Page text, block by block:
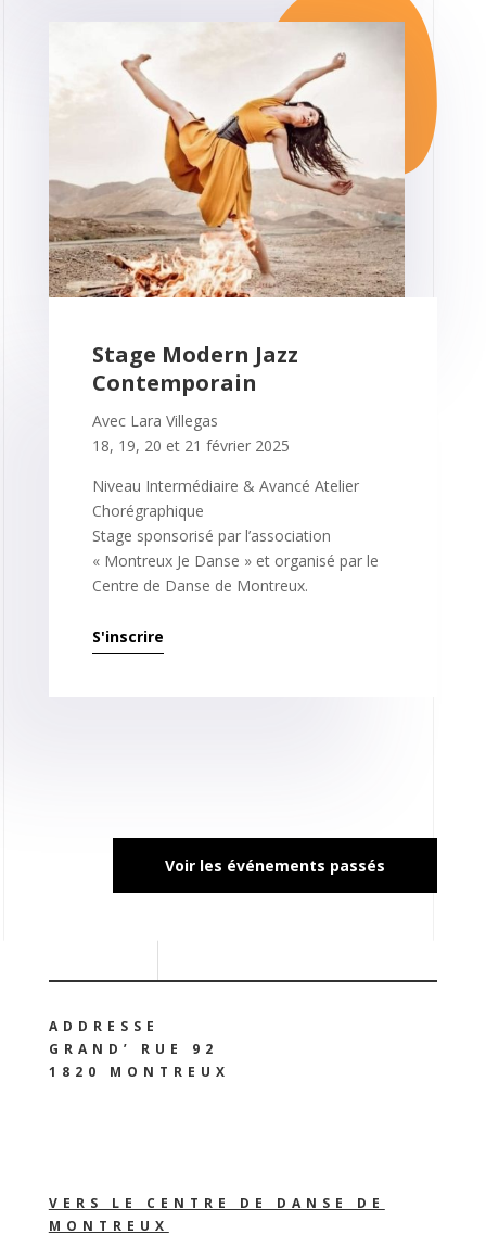
Stage Modern Jazz
Contemporain
Avec Lara Villegas
18, 19, 20 et 21 février 2025
Niveau Intermédiaire & Avancé Atelier
Chorégraphique
Stage sponsorisé par l’association
« Montreux Je Danse » et organisé par le
Centre de Danse de Montreux.
S'inscrire
Voir les événements passés
ADDRESSE
GRAND’ RUE 92
1820 MONTREUX
VERS LE CENTRE DE DANSE DE
MONTREUX